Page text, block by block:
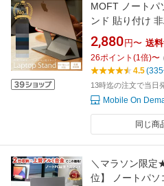
MOFT ノートパ
ンド 貼り付け
PCスタンド ス
PCスタンド 放
応 12インチ対応
2,880 円〜 送
26ポイント (1倍)〜
4.5
13時迄の注文で当日
Mobile On
同じ商
＼マラソン限定
位】 ノートパソ